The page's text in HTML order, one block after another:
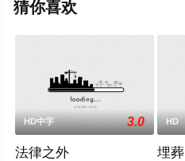
视猫或剧情网等平台了解。
猜你喜欢
HD中字 3.0
法律之外
HD
埋葬